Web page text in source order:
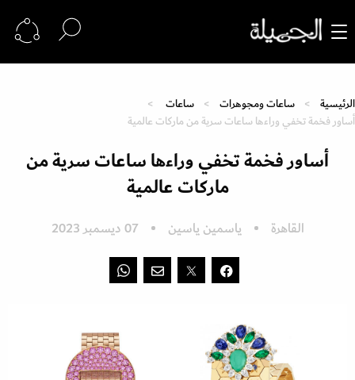
الرئيسية ساعات ومجوهرات
ساعات
أساور فخمة تخفي وراءها ساعات سرية من ماركات عالمية
أساور فخمة تخفي وراءها ساعات سرية من
ماركات عالمية
القاهرة ياسمين ياسين 07 ديسمبر 2023